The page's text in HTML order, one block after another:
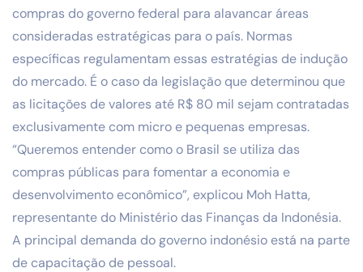
compras do governo federal para alavancar áreas
consideradas estratégicas para o país. Normas
específicas regulamentam essas estratégias de indução
do mercado. É o caso da legislação que determinou que
as licitações de valores até R$ 80 mil sejam contratadas
exclusivamente com micro e pequenas empresas.
“Queremos entender como o Brasil se utiliza das
compras públicas para fomentar a economia e
desenvolvimento econômico”, explicou Moh Hatta,
representante do Ministério das Finanças da Indonésia.
A principal demanda do governo indonésio está na parte
de capacitação de pessoal.